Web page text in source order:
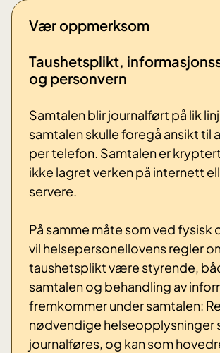
Vær oppmerksom
Taushetsplikt,
og personvern
Samtalen blir journalført på lik
samtalen skulle foregå ansikt til
per telefon. Samtalen er
ikke lagret verken på internett
servere.
På samme måte som ved
vil helsepersonellovens regler
taushetsplikt være styrende,
samtalen og behandling av
fremkommer under samtalen:
nødvendige helseopplysninger
journalføres, og kan som